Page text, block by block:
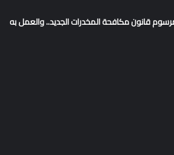
قانون مكافحة المخدرات الجديد.. والعمل به